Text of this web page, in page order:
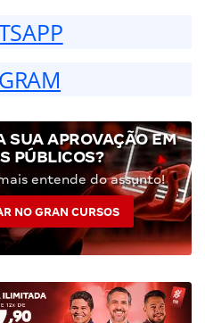
SUA APROVAÇÃO EM
PÚBLICOS?
entende do assunto!
NO GRAN CURSOS